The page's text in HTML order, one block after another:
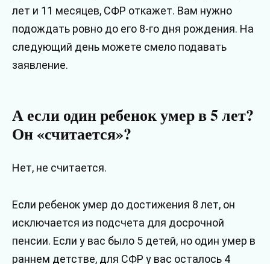
лет и 11 месяцев, СФР откажет. Вам нужно
подождать ровно до его 8-го дня рождения. На
следующий день можете смело подавать
заявление.
А если один ребенок умер в 5 лет?
Он «считается»?
Нет, не считается.
Если ребенок умер до достижения 8 лет, он
исключается из подсчета для досрочной
пенсии. Если у вас было 5 детей, но один умер в
раннем детстве, для СФР у вас осталось 4